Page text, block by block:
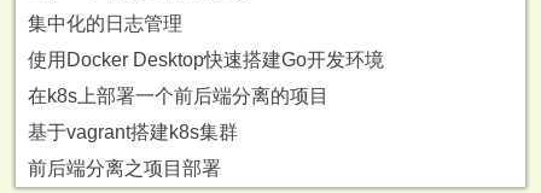
集中化的日志管理
使用Docker Desktop快速搭建Go开发环境
在k8s上部署一个前后端分离的项目
基于vagrant搭建k8s集群
前后端分离之项目部署